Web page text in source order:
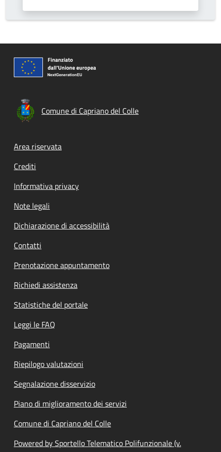
Comune di Capriano del Colle
Footer menu
Area riservata
Crediti
Informativa privacy
Note legali
Dichiarazione di accessibilità
Contatti
Prenotazione appuntamento
Richiedi assistenza
Statistiche del portale
Leggi le FAQ
Pagamenti
Riepilogo valutazioni
Segnalazione disservizio
Piano di miglioramento dei servizi
Comune di Capriano del Colle
Powered by Sportello Telematico Polifunzionale (v.